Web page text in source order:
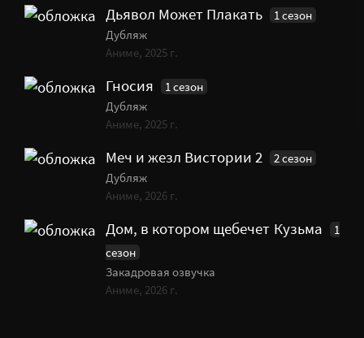
Дьявол Может Плакать
1 сезон
Дубляж
Аниме, 2025 г.
Гносия
1 сезон
Дубляж
Аниме, 2025 г.
Меч и жезл Вистории 2
2 сезон
Дубляж
Аниме, 2026 г.
Дом, в котором щебечет Кузьма
1
сезон
Закадровая озвучка
Аниме, 2026 г.